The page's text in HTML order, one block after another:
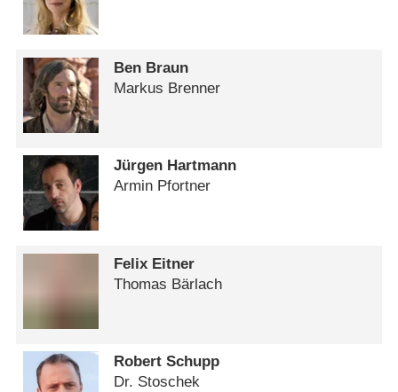
Ben Braun
Markus Brenner
Jürgen Hartmann
Armin Pfortner
Felix Eitner
Thomas Bärlach
Robert Schupp
Dr. Stoschek